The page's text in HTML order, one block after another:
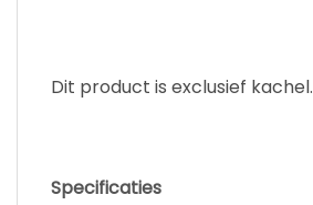
Dit product is exclusief kachel.
Specificaties